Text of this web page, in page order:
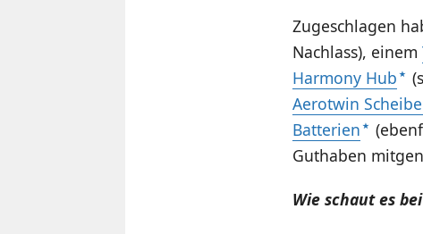
Zugeschlagen
Nachlass), einem
Harmony Hub
Aerotwin
Batterien
Guthaben
Wie schaut es